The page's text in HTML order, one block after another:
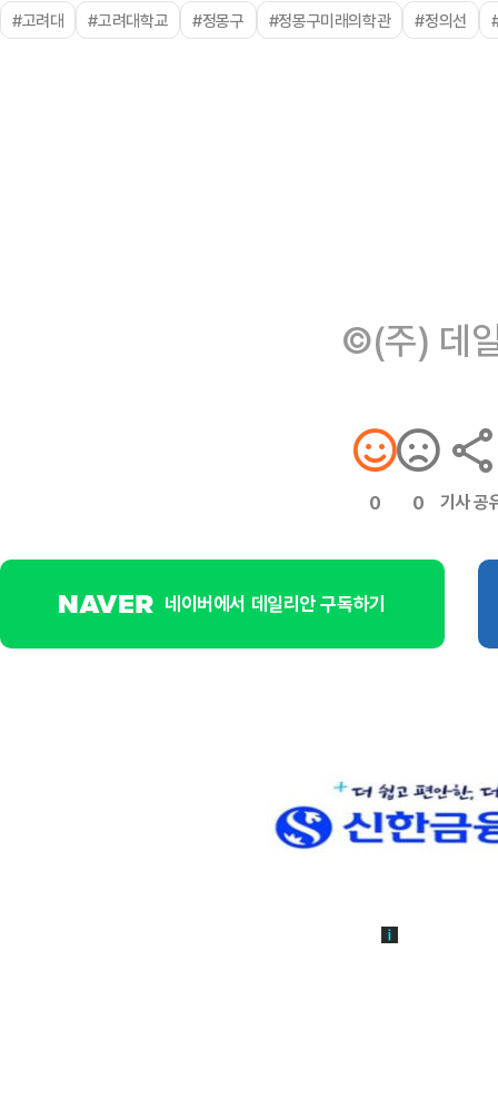
#고려대 #고려대학교 #정몽구 #정몽구미래의학관 #정의선
©(주) 데
0 0 기사 공
네이버에서 데일리안 구독하기